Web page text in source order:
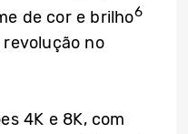
de cor e brilho6
no
4K e 8K, com